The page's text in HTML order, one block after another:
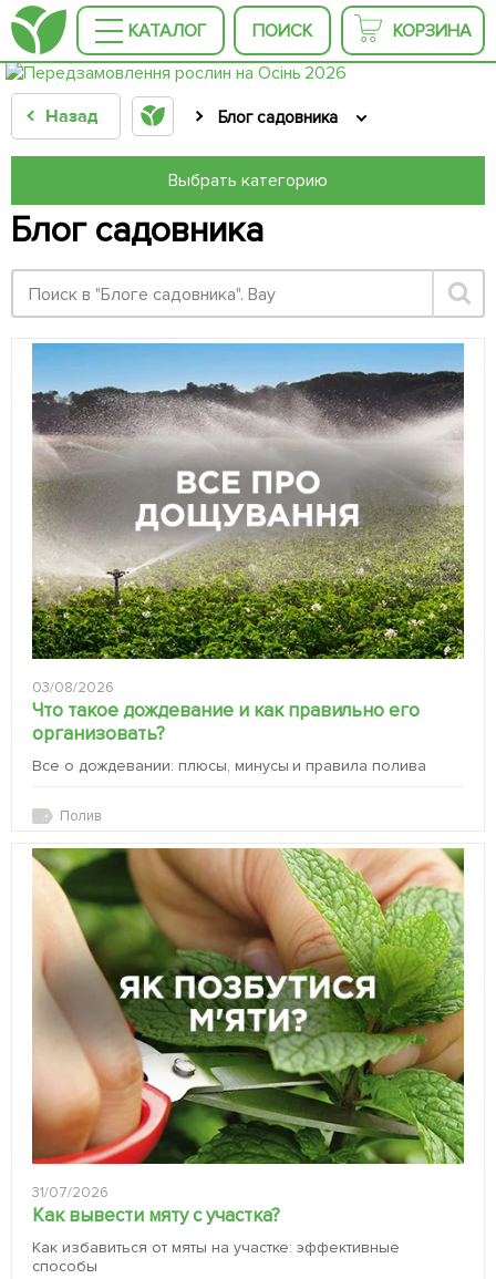
КАТАЛОГ ПОИСК КОРЗИНА
Назад Блог садовника
Выбрать категорию
Блог садовника
03/08/2026
Что такое дождевание и как правильно его
организовать?
Все о дождевании: плюсы, минусы и правила полива
Полив
31/07/2026
Как вывести мяту с участка?
Как избавиться от мяты на участке: эффективные
способы